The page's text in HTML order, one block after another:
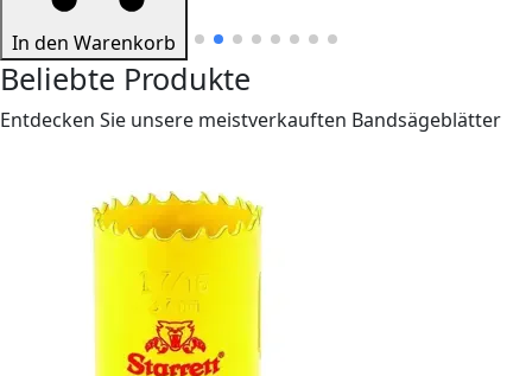
In den Warenkorb
Beliebte Produkte
Entdecken Sie unsere meistverkauften Bandsägeblätter